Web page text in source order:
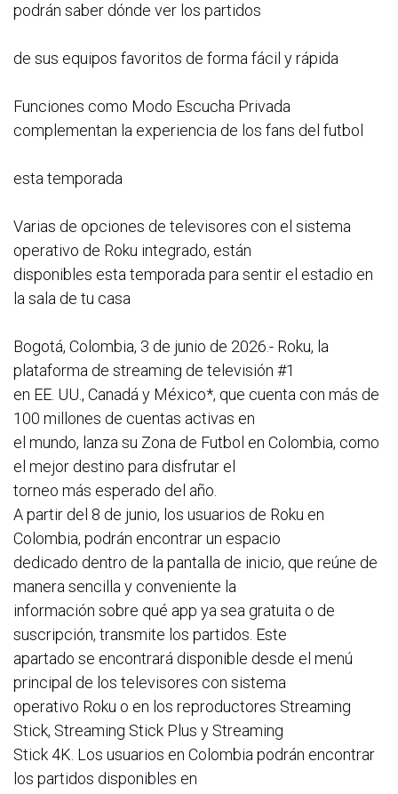
podrán saber dónde ver los partidos
de sus equipos favoritos de forma fácil y rápida
Funciones como Modo Escucha Privada
complementan la experiencia de los fans del futbol
esta temporada
Varias de opciones de televisores con el sistema
operativo de Roku integrado, están
disponibles esta temporada para sentir el estadio en
la sala de tu casa
Bogotá, Colombia, 3 de junio de 2026.- Roku, la
plataforma de streaming de televisión #1
en EE. UU., Canadá y México*, que cuenta con más de
100 millones de cuentas activas en
el mundo, lanza su Zona de Futbol en Colombia, como
el mejor destino para disfrutar el
torneo más esperado del año.
A partir del 8 de junio, los usuarios de Roku en
Colombia, podrán encontrar un espacio
dedicado dentro de la pantalla de inicio, que reúne de
manera sencilla y conveniente la
información sobre qué app ya sea gratuita o de
suscripción, transmite los partidos. Este
apartado se encontrará disponible desde el menú
principal de los televisores con sistema
operativo Roku o en los reproductores Streaming
Stick, Streaming Stick Plus y Streaming
Stick 4K. Los usuarios en Colombia podrán encontrar
los partidos disponibles en